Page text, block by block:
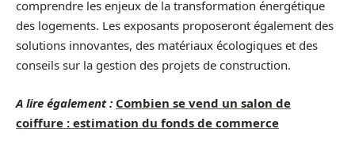
comprendre les enjeux de la transformation énergétique
des logements. Les exposants proposeront également des
solutions innovantes, des matériaux écologiques et des
conseils sur la gestion des projets de construction.
A lire également : Combien se vend un salon de
coiffure : estimation du fonds de commerce